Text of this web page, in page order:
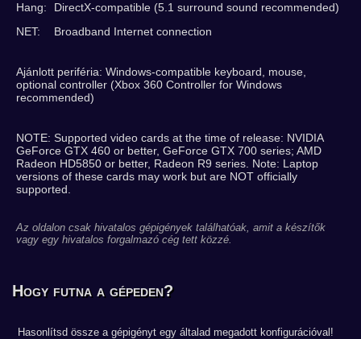
Hang:
DirectX-compatible (5.1 surround sound recommended)
NET:
Broadband Internet connection
Ajánlott periféria: Windows-compatible keyboard, mouse,
optional controller (Xbox 360 Controller for Windows
recommended)
NOTE: Supported video cards at the time of release: NVIDIA
GeForce GTX 460 or better, GeForce GTX 700 series; AMD
Radeon HD5850 or better, Radeon R9 series. Note: Laptop
versions of these cards may work but are NOT officially
supported.
Az oldalon csak hivatalos gépigények találhatóak, amit a készítők
vagy egy hivatalos forgalmazó cég tett közzé.
Hogy futna a gépeden?
Hasonlítsd össze a gépigényt egy általad megadott konfigurációval!